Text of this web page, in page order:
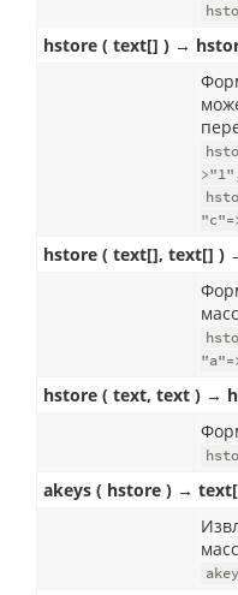
hstore ( text[] ) →
hstore ( text[], text[] )
hstore ( text, text ) →
akeys ( hstore ) →